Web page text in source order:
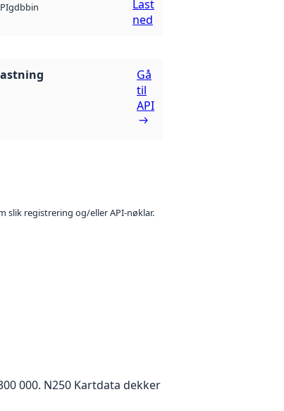
gdbbin
Last
ned
Gå
til
API
slik registrering og/eller API-nøklar.
000. N250 Kartdata dekker